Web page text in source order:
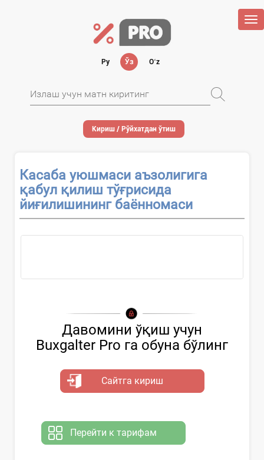
Ру Ўз Oʻz
Кириш / Рўйхатдан ўтиш
Касаба уюшмаси аъзолигига
қабул қилиш тўғрисида
йиғилишининг баённомаси
Давомини ўқиш учун
Buxgalter Pro га обуна бўлинг
Сайтга кириш
Перейти к тарифам